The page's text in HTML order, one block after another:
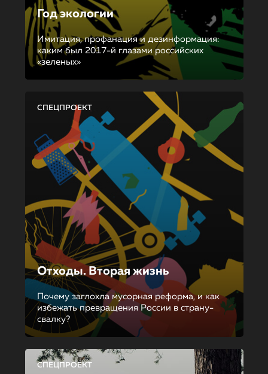
Год экологии
Имитация, профанация и дезинформация:
каким был 2017-й глазами российских
«зеленых»
СПЕЦПРОЕКТ
Отходы. Вторая жизнь
Почему заглохла мусорная реформа, и как
избежать превращения России в страну-
свалку?
СПЕЦПРОЕКТ